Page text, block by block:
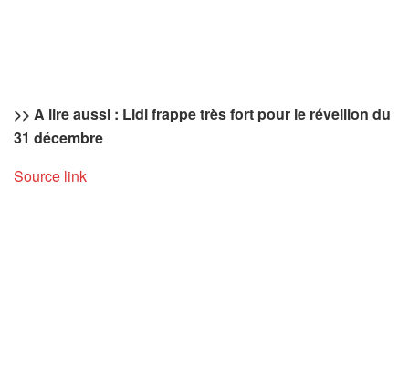
>> A lire aussi : Lidl frappe très fort pour le réveillon du
31 décembre
Source link